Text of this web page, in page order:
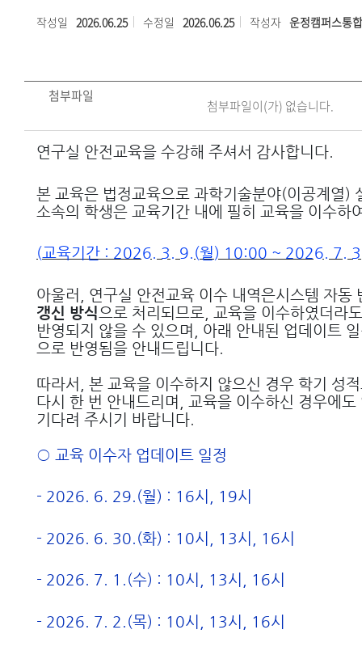
작성일 2026.06.25 수정일 2026.06.25 작성자 운정캠퍼스통
첨부파일
첨부파일이(가) 없습니다.
연구실 안전교육을 수강해 주셔서 감사합니다
본 교육은 법정교육으로 과학기술분야(이공계열)
소속의 학생은 교육기간 내에 필히 교육을 이수하
(교육기간 : 2026. 3. 9.(월) 10:00 ~ 2026. 7.
아울러
연구실 안전교육 이수 내역은시스템 자동
갱신 방식으로 처리되므로
교육을 이수하였더라
반영되지 않을 수 있으며
아래 안내된 업데이트
으로 반영됨을 안내드립니다
따라서
본 교육을 이수하지 않으신 경우 학기 성
다시 한 번 안내드리며
교육을 이수하신 경우에
기다려 주시기 바랍니다
○ 교육 이수자 업데이트 일정
- 2026. 6. 29.(월) : 16시 , 19시
- 2026. 6. 30.(화) : 10시 , 13시 , 16시
- 2026. 7. 1.(수) : 10시 , 13시 , 16시
- 2026. 7. 2.(목) : 10시 , 13시 , 16시